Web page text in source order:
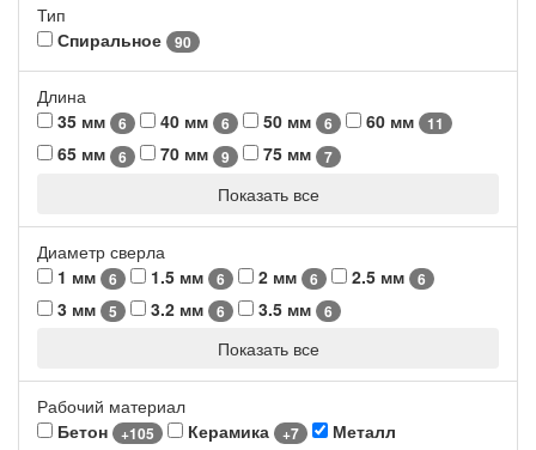
Тип
Спиральное
90
Длина
35 мм
6 40 мм 6 50 мм 6 60 мм 11
65 мм 6 70 мм 9 75 мм 7
Показать все
Диаметр сверла
1 мм
6 1.5 мм 6 2 мм 6 2.5 мм 6
3 мм 5 3.2 мм 6 3.5 мм 6
Показать все
Рабочий материал
Бетон
+105 Керамика +7 Металл